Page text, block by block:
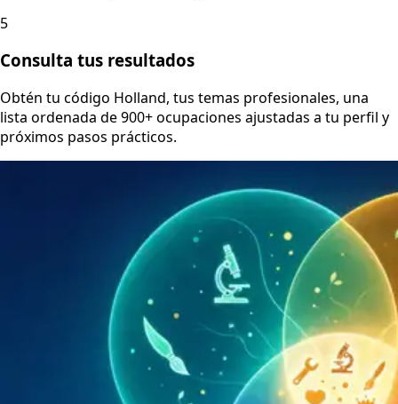
5
Consulta tus resultados
Obtén tu código Holland, tus temas profesionales, una
lista ordenada de 900+ ocupaciones ajustadas a tu perfil y
próximos pasos prácticos.